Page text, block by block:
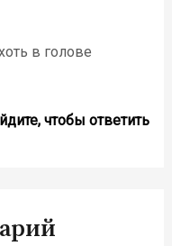
в голове
чтобы ответить